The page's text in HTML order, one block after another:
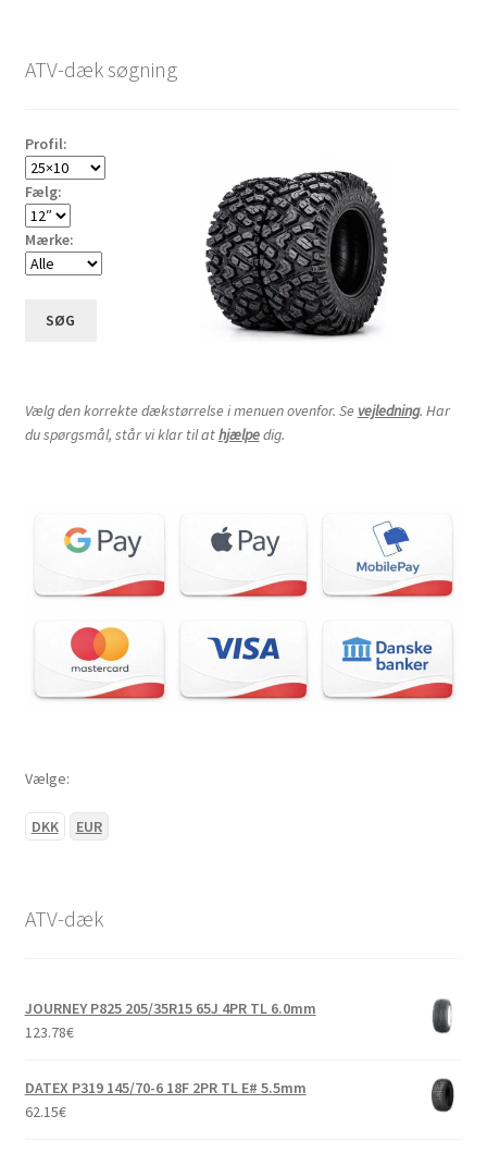
ATV-dæk søgning
Profil:
Fælg:
Mærke:
SØG
Vælg den korrekte dækstørrelse i menuen ovenfor. Se vejledning. Har
du spørgsmål, står vi klar til athjælpedig.
Vælge:
DKK EUR
ATV-dæk
JOURNEY P825 205/35R15 65J 4PR TL 6.0mm
123.78€
DATEX P319 145/70-6 18F 2PR TL E# 5.5mm
62.15€